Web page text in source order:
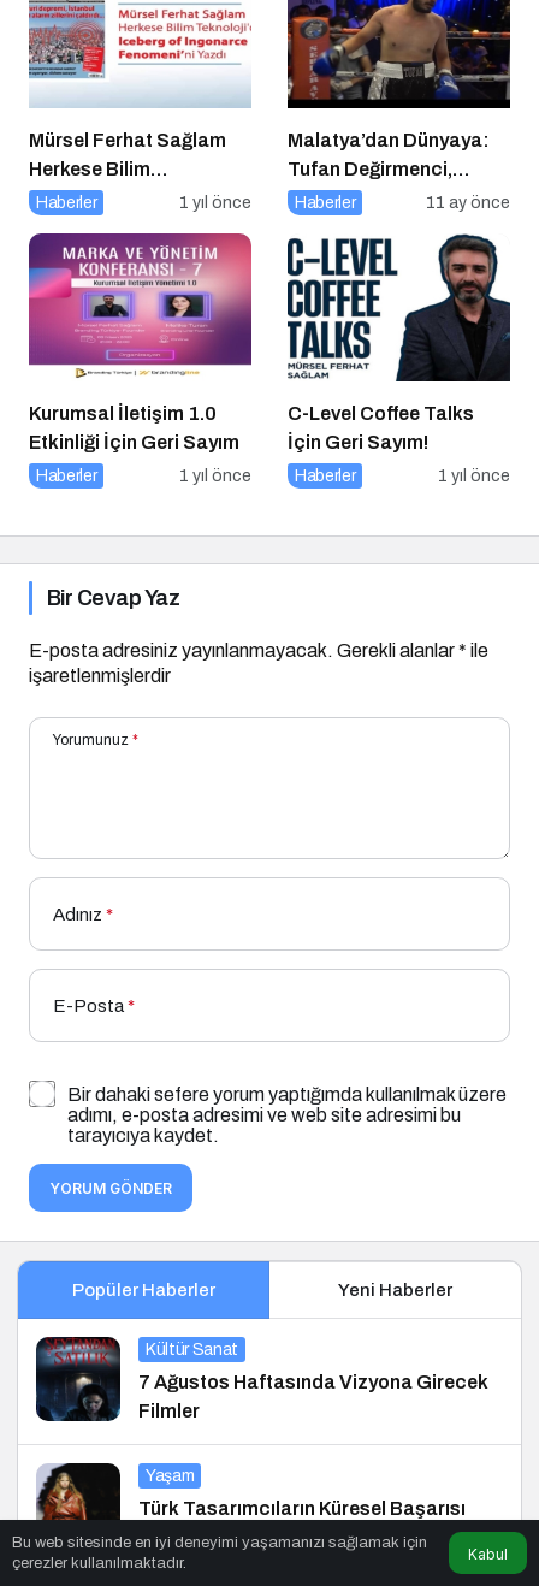
Mürsel Ferhat Sağlam
Herkese Bilim
Teknoloji’de “Iceberg of
Yazdı
Haberler 1 yıl önce
Malatya’dan Dünyaya:
Tufan Değirmenci,
Fethiye’de Ringe Çıkıyor
Haberler 11 ay önce
Kurumsal İletişim 1.0
Etkinliği İçin Geri Sayım
Haberler 1 yıl önce
C-Level Coffee Talks
İçin Geri Sayım!
Haberler 1 yıl önce
Bir Cevap Yaz
E-posta adresiniz yayınlanmayacak. Gerekli alanlar* ile
işaretlenmişlerdir
Yorumunuz *
Adınız *
E-Posta*
Bir dahaki sefere yorum yaptığımda kullanılmak üzere
adımı, e-posta adresimi ve web site adresimi bu
tarayıcıya kaydet.
YORUM GÖNDER
Popüler Haberler Yeni Haberler
Kültür Sanat
7 Ağustos Haftasında Vizyona Girecek
Filmler
Yaşam
Türk Tasarımcıların Küresel Başarısı
Bu web sitesinde en iyi deneyimi yaşamanızı sağlamak için
çerezler kullanılmaktadır.
Kabul